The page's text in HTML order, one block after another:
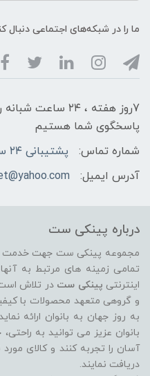
ما را در شبکه‌های اجتماعی دنبال
7روز هفته ، ۲۴
پاسخگوی شما هستیم
شماره تماس:
پشتیبانی ۲۴ ساعته: 09196726260
آدرس ایمیل:
درباره پینکی ست
مجموعه پینکی ست جهت خدمت
تمامی زمینه های مرتبط به
اینترنتی پینکی ست در تلاش
و گروهی متعهد محصولات با
به روز جهان به بانوان ارائه
بانوان عزیز می توانيد به
آسان را تجربه کنند و کالای
دریافت نمایند.